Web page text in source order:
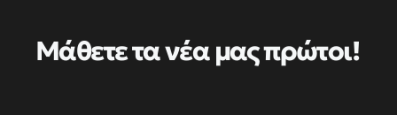
Μάθετε τα νέα μας πρώτοι!